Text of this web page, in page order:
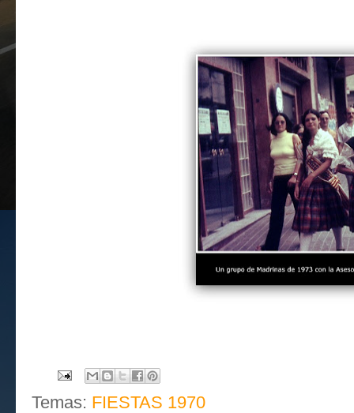
Temas: FIESTAS 1970